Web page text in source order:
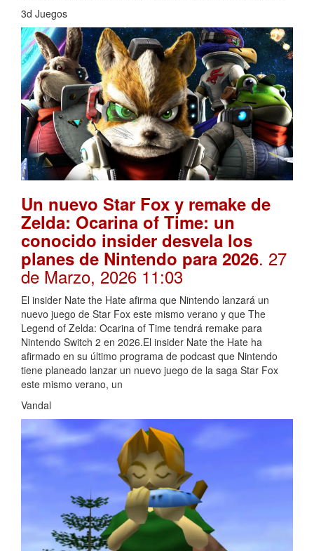
3d Juegos
Un nuevo Star Fox y remake de
Zelda: Ocarina of Time: un
conocido insider desvela los
planes de Nintendo para 2026. 27
de Marzo, 2026 11:03
El insider Nate the Hate afirma que Nintendo lanzará un
nuevo juego de Star Fox este mismo verano y que The
Legend of Zelda: Ocarina of Time tendrá remake para
Nintendo Switch 2 en 2026.El insider Nate the Hate ha
afirmado en su último programa de podcast que Nintendo
tiene planeado lanzar un nuevo juego de la saga Star Fox
este mismo verano, un
Vandal